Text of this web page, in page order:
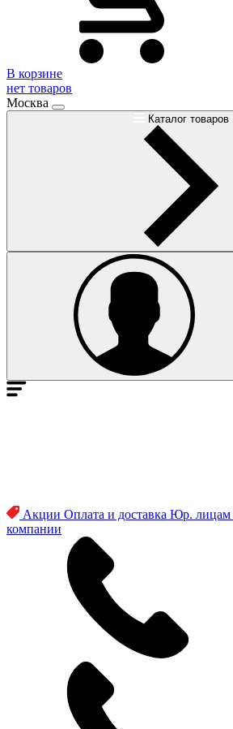
В корзине
нет товаров
Москва
Каталог товаров
Акции Оплата и доставка Юр. лицам
компании